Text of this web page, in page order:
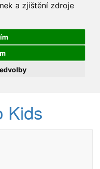
a zjištění zdroje
Kids